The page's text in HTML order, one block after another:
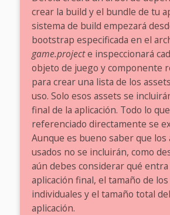
crear la build y el bundle de tu
sistema de build empezará
bootstrap especificada en el
game.projecte inspeccionará
objeto de juego y componente
para crear una lista de los
uso. Solo esos assets se
final de la aplicación. Todo lo
referenciado directamente se
Aunque es bueno saber que los
usados no se incluirán, como
aún debes considerar qué entra
aplicación final, el tamaño de
individuales y el tamaño total
aplicación.